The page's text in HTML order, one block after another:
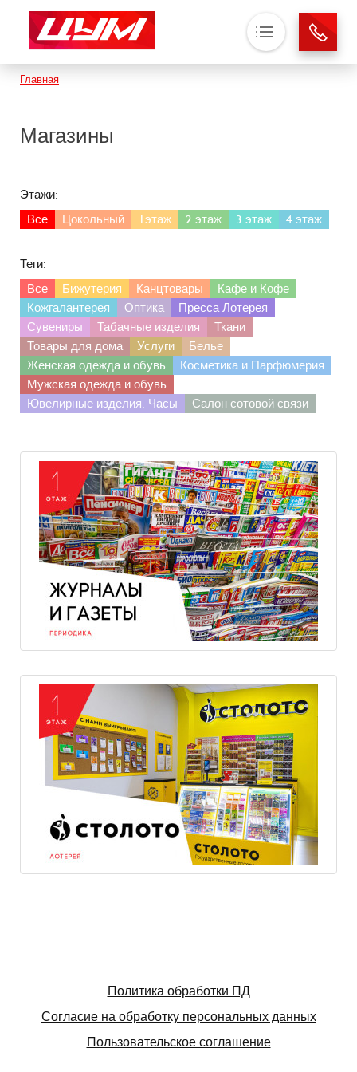
Строка навигации
Главная
Магазины
Этажи:
Все
Цокольный 1этаж 2 этаж 3 этаж 4 этаж
Теги:
Все
Бижутерия Канцтовары
Кафе и Кофе
Кожгалантерея
Оптика
Пресса Лотерея
Сувениры
Табачные изделия
Ткани
Товары для дома
Услуги
Белье
Женская одежда и обувь
Косметика и Парфюмерия
Мужская одежда и обувь
Ювелирные изделия. Часы
Салон сотовой связи
Политика обработки ПД
Согласие на обработку персональных данных
Пользовательское соглашение